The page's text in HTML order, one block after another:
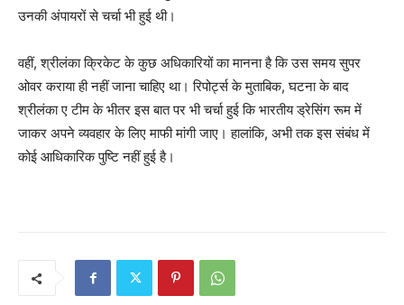
उनकी अंपायरों से चर्चा भी हुई थी।
वहीं, श्रीलंका क्रिकेट के कुछ अधिकारियों का मानना है कि उस समय सुपर
ओवर कराया ही नहीं जाना चाहिए था। रिपोर्ट्स के मुताबिक, घटना के बाद
श्रीलंका ए टीम के भीतर इस बात पर भी चर्चा हुई कि भारतीय ड्रेसिंग रूम में
जाकर अपने व्यवहार के लिए माफी मांगी जाए। हालांकि, अभी तक इस संबंध में
कोई आधिकारिक पुष्टि नहीं हुई है।